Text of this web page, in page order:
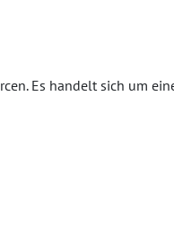
Es handelt sich um